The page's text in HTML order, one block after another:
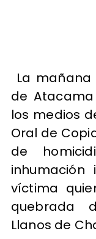
La
de
los medios
Oral de
de
víctima
quebrada
Llanos de